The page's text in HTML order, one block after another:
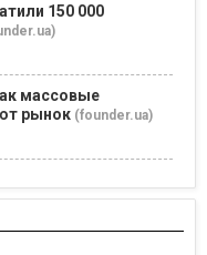
150 000
массовые
рынок (founder.ua)